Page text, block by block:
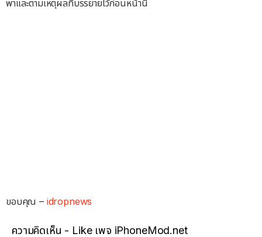
พาและตามเหตุผลที่บรรยายไว้ก่อนหน้านี้
ขอบคุณ – idropnews
ความคิดเห็น - Like เพจ iPhoneMod.net